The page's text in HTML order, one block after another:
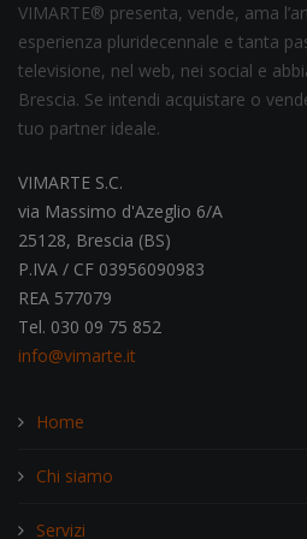
VIMARTE® presenta, vende, ama
esperienza pluridecennale e tanta
televisione, nel web, nei social e
Brescia. Se intendi acquistare o
tuo partner ideale.
VIMARTE S.C.
via Massimo d'Azeglio 6/A
25128, Brescia (BS)
P.IVA / CF 03956090983
REA 577079
Tel. 030 09 75 852
info@vimarte.it
Home
Chi siamo
Servizi